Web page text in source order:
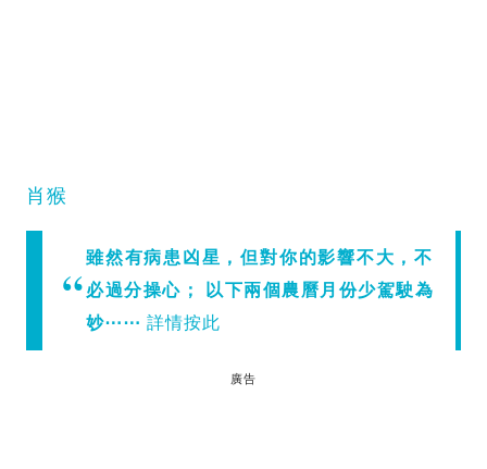
肖猴
雖然有病患凶星，但對你的影響不大，不
必過分操心； 以下兩個農曆月份少駕駛為
妙⋯⋯ 詳情按此
廣告